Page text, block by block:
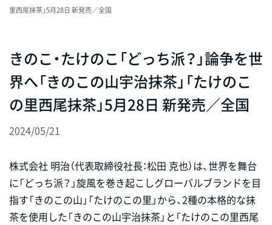
里西尾抹茶」5月28日 新発売／全国
きのこ・たけのこ「どっち派？」論争を世
界へ「きのこの山宇治抹茶」「たけのこ
の里西尾抹茶」5月28日 新発売／全国
2024/05/21
株式会社 明治（代表取締役社長：松田 克也）は、世界を舞台
に「どっち派？」旋風を巻き起こしグローバルブランドを目
指す「きのこの山」「たけのこの里」から、2種の本格的な抹
茶を使用した「きのこの山宇治抹茶」と「たけのこの里西尾